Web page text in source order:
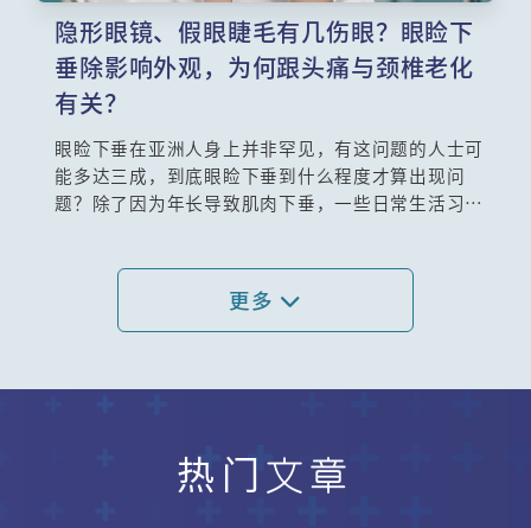
隐形眼镜、假眼睫毛有几伤眼？眼睑下
垂除影响外观，为何跟头痛与颈椎老化
有关？
眼睑下垂在亚洲人身上并非罕见，有这问题的人士可
能多达三成，到底眼睑下垂到什么程度才算出现问
题？除了因为年长导致肌肉下垂，一些日常生活习
更多
热门文章